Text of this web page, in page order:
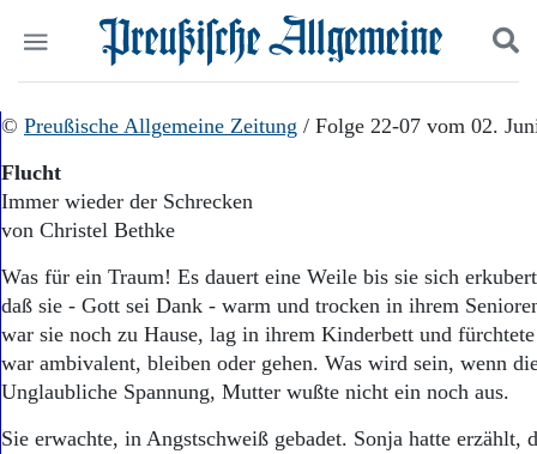
Politik
Panorama
Geschichte
Ostpreußen
Pommern
Berlin-Brandenburg
Schlesien
Bücher
Suchen und finden
© Preußische Allgemeine Zeitung / Folge 22-07 vom 02.
Flucht
Immer wieder der Schrecken
von Christel Bethke
Was für ein Traum! Es dauert eine Weile bis sie sich
daß sie - Gott sei Dank - warm und trocken in ihrem
war sie noch zu Hause, lag in ihrem Kinderbett und
war ambivalent, bleiben oder gehen. Was wird sein, wenn
Unglaubliche Spannung, Mutter wußte nicht ein noch aus.
Sie erwachte, in Angstschweiß gebadet. Sonja hatte erzählt,